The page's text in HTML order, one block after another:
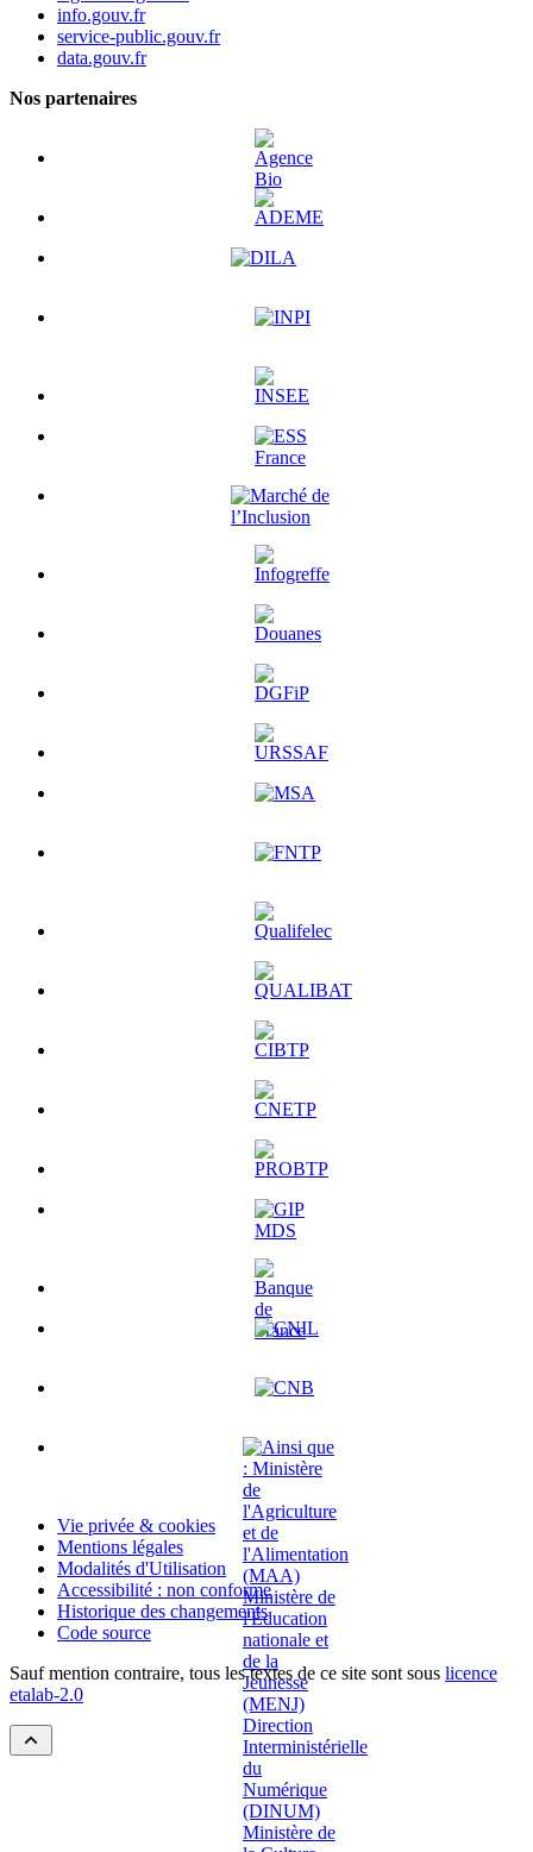
info.gouv.fr
service-public.gouv.fr
data.gouv.fr
Nos partenaires
Vie privée & cookies
Mentions légales
Modalités d'Utilisation
Accessibilité : non conforme
Historique des changements
Code source
Sauf mention contraire, tous les textes de ce site sont sous licence
etalab-2.0